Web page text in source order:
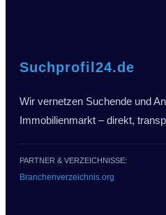
Suchprofil24.de
Wir vernetzen Suchende und
Immobilienmarkt – direkt,
PARTNER & VERZEICHNISSE:
Branchenverzeichnis.org